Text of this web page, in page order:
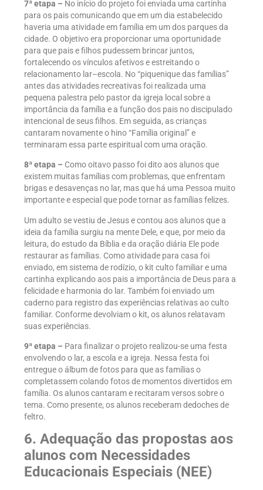
7ª etapa – No início do projeto foi enviada uma cartinha
para os pais comunicando que em um dia estabelecido
haveria uma atividade em família em um dos parques da
cidade. O objetivo era proporcionar uma oportunidade
para que pais e filhos pudessem brincar juntos,
fortalecendo os vínculos afetivos e estreitando o
relacionamento lar–escola. No “piquenique das famílias”
antes das atividades recreativas foi realizada uma
pequena palestra pelo pastor da igreja local sobre a
importância da família e a função dos pais no discipulado
intencional de seus filhos. Em seguida, as crianças
cantaram novamente o hino “Família original” e
terminaram essa parte espiritual com uma oração.
8ª etapa – Como oitavo passo foi dito aos alunos que
existem muitas famílias com problemas, que enfrentam
brigas e desavenças no lar, mas que há uma Pessoa muito
importante e especial que pode tornar as famílias felizes.
Um adulto se vestiu de Jesus e contou aos alunos que a
ideia da família surgiu na mente Dele, e que, por meio da
leitura, do estudo da Bíblia e da oração diária Ele pode
restaurar as famílias. Como atividade para casa foi
enviado, em sistema de rodízio, o kit culto familiar e uma
cartinha explicando aos pais a importância de Deus para a
felicidade e harmonia do lar. Também foi enviado um
caderno para registro das experiências relativas ao culto
familiar. Conforme devolviam o kit, os alunos relatavam
suas experiências.
9ª etapa – Para finalizar o projeto realizou-se uma festa
envolvendo o lar, a escola e a igreja. Nessa festa foi
entregue o álbum de fotos para que as famílias o
completassem colando fotos de momentos divertidos em
família. Os alunos cantaram e recitaram versos sobre o
tema. Como presente, os alunos receberam dedoches de
feltro.
6. Adequação das propostas aos
alunos com Necessidades
Educacionais Especiais (NEE)